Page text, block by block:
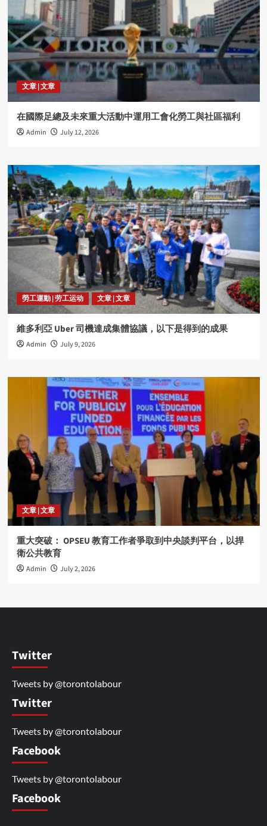
文章 | 文章
在國際足總及未來重大活動中運用工會化勞工與社區福利
Admin July 12, 2026
勞工運動 | 劳工运动 文章 | 文章
維多利亞 Uber 司機達成集體協議，以下是得到的成果
Admin July 9, 2026
文章 | 文章
重大突破： OPSEU 教育工作者爭取到中央談判平台，以捍
衛公共教育
Admin July 2, 2026
Twitter
Tweets by @torontolabour
Twitter
Tweets by @torontolabour
Facebook
Tweets by @torontolabour
Facebook